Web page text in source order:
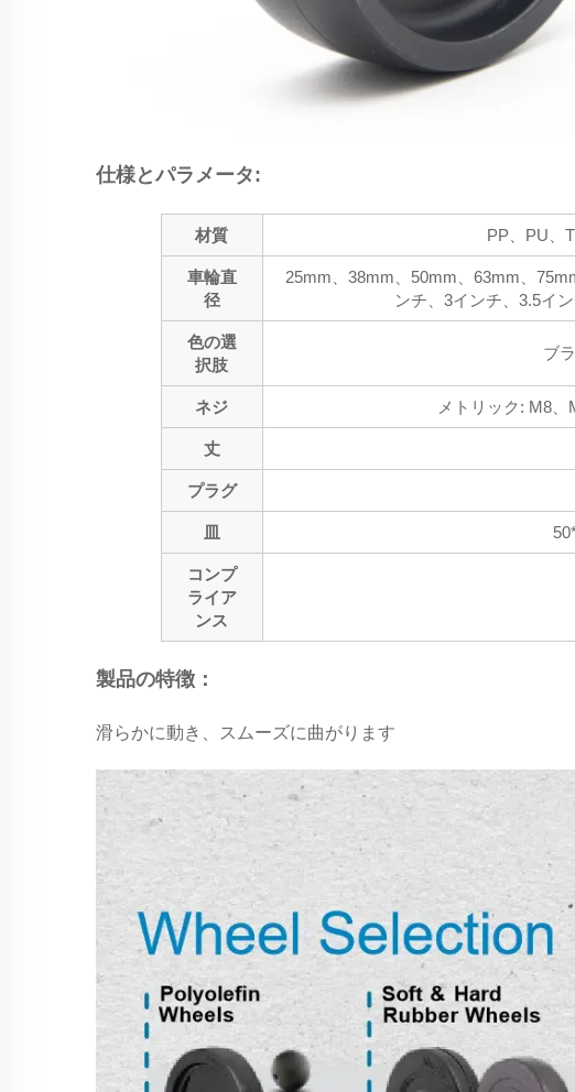
仕様とパラメータ:
材質 PP、PU、
車輪直
径
25mm、38mm、50mm、63mm、
ンチ、3インチ、3.5イ
色の選
択肢
ブ
ネジ メトリック: M8、
丈
プラグ
皿
コンプ
ライア
ンス
製品の特徴：
滑らかに動き、スムーズに曲がります